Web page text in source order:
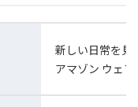
新しい日常を見
アマゾン ウェ